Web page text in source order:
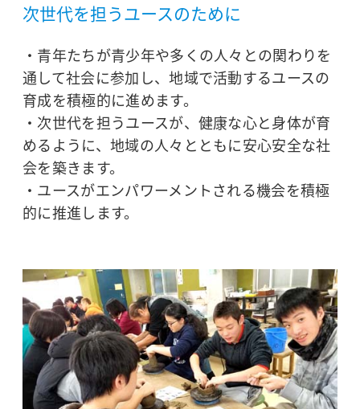
次世代を担うユースのために
・青年たちが青少年や多くの人々との関わりを
通して社会に参加し、地域で活動するユースの
育成を積極的に進めます。
・次世代を担うユースが、健康な心と身体が育
めるように、地域の人々とともに安心安全な社
会を築きます。
・ユースがエンパワーメントされる機会を積極
的に推進します。